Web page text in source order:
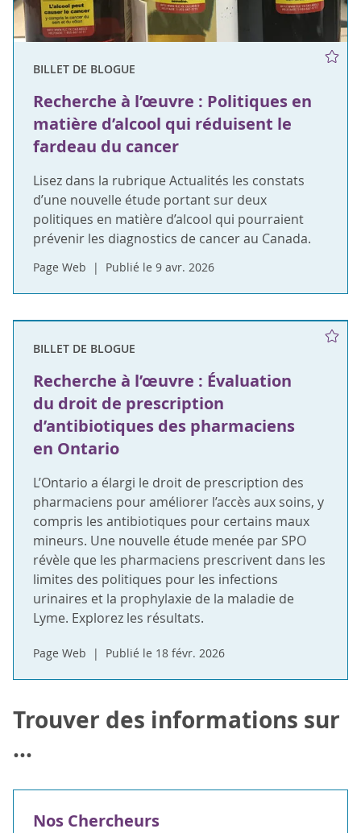
BILLET DE BLOGUE
Recherche à l’œuvre : Politiques en
matière d’alcool qui réduisent le
fardeau du cancer
Lisez dans la rubrique Actualités les constats
d’une nouvelle étude portant sur deux
politiques en matière d’alcool qui pourraient
prévenir les diagnostics de cancer au Canada.
Page Web Publié le 9 avr. 2026
BILLET DE BLOGUE
Recherche à l’œuvre : Évaluation
du droit de prescription
d’antibiotiques des pharmaciens
en Ontario
L’Ontario a élargi le droit de prescription des
pharmaciens pour améliorer l’accès aux soins, y
compris les antibiotiques pour certains maux
mineurs. Une nouvelle étude menée par SPO
révèle que les pharmaciens prescrivent dans les
limites des politiques pour les infections
urinaires et la prophylaxie de la maladie de
Lyme. Explorez les résultats.
Page Web Publié le 18 févr. 2026
Trouver des informations sur
...
Nos Chercheurs